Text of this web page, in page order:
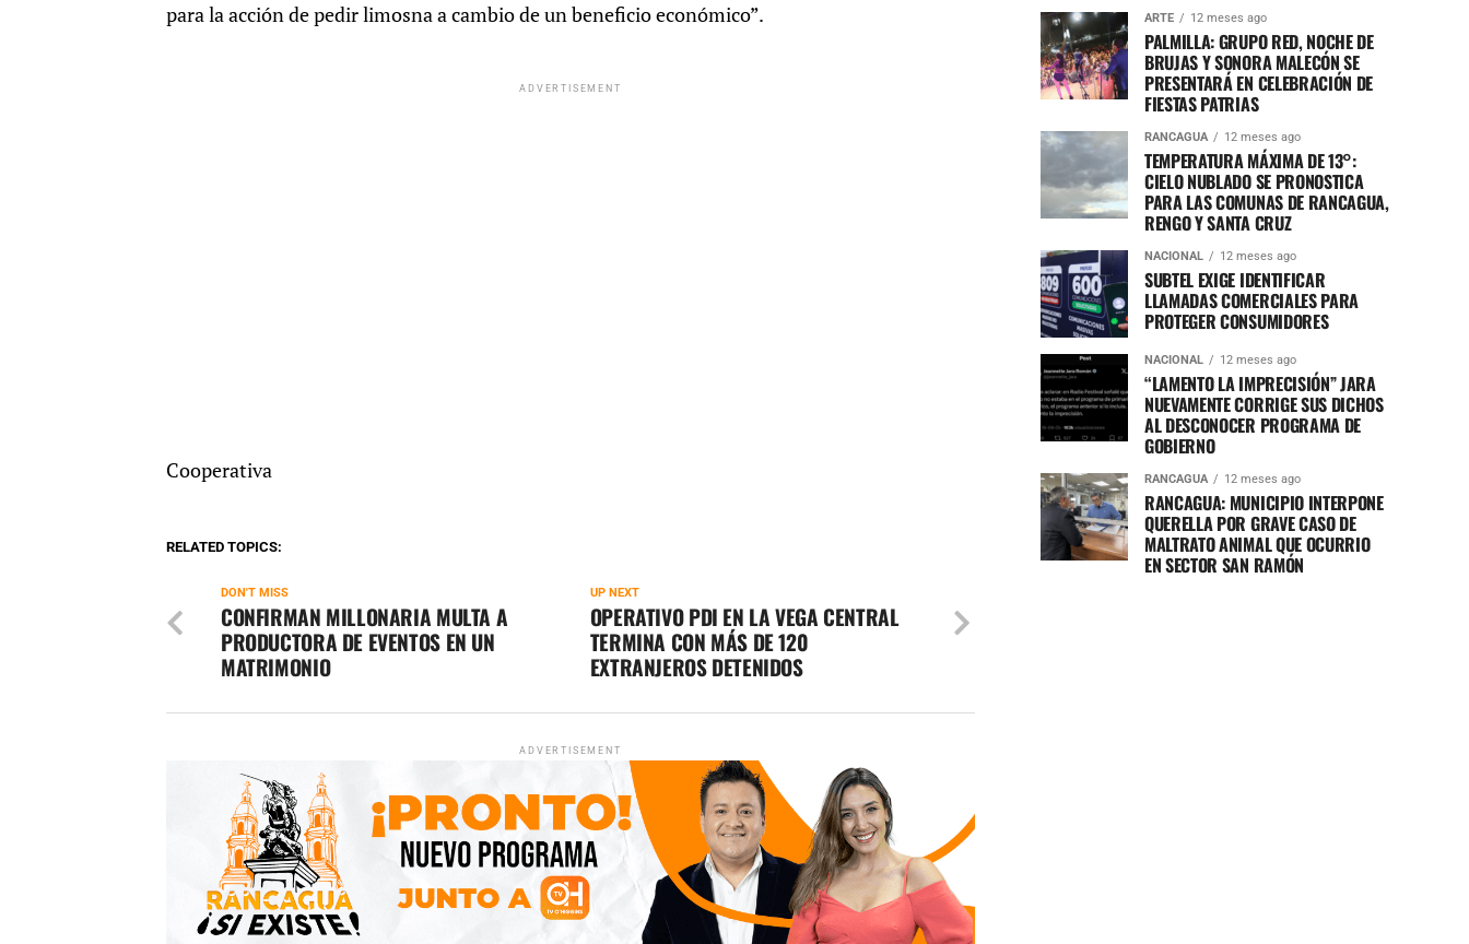
para la acción de pedir limosna a cambio de un beneficio económico”.
ADVERTISEMENT
Cooperativa
RELATED TOPICS:
UP NEXT
OPERATIVO PDI EN LA VEGA CENTRAL
TERMINA CON MÁS DE 120
EXTRANJEROS DETENIDOS
DON'T MISS
CONFIRMAN MILLONARIA MULTA A
PRODUCTORA DE EVENTOS EN UN
MATRIMONIO
ADVERTISEMENT
ARTE 12 meses ago
PALMILLA: GRUPO RED, NOCHE DE
BRUJAS Y SONORA MALECÓN SE
PRESENTARÁ EN CELEBRACIÓN DE
FIESTAS PATRIAS
RANCAGUA 12 meses ago
TEMPERATURA MÁXIMA DE 13°:
CIELO NUBLADO SE PRONOSTICA
PARA LAS COMUNAS DE RANCAGUA,
RENGO Y SANTA CRUZ
NACIONAL 12 meses ago
SUBTEL EXIGE IDENTIFICAR
LLAMADAS COMERCIALES PARA
PROTEGER CONSUMIDORES
NACIONAL 12 meses ago
“LAMENTO LA IMPRECISIÓN” JARA
NUEVAMENTE CORRIGE SUS DICHOS
AL DESCONOCER PROGRAMA DE
GOBIERNO
RANCAGUA 12 meses ago
RANCAGUA: MUNICIPIO INTERPONE
QUERELLA POR GRAVE CASO DE
MALTRATO ANIMAL QUE OCURRIO
EN SECTOR SAN RAMÓN